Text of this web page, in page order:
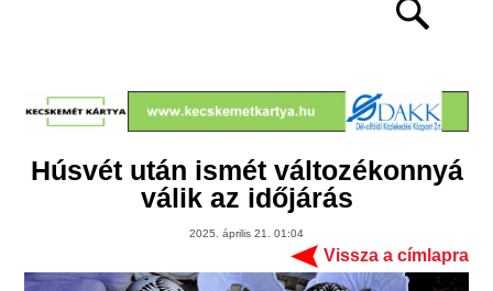
Húsvét után ismét változékonnyá
válik az időjárás
2025. április 21. 01:04
Vissza a címlapra